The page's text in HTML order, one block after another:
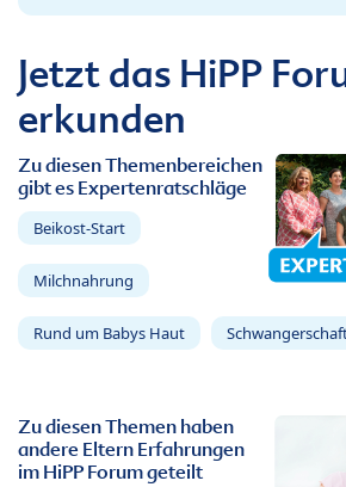
Jetzt das HiPP
erkunden
Zu diesen Themenbereichen
gibt es Expertenratschläge
Beikost-Start
Milchnahrung
Rund um Babys Haut
Zu diesen Themen haben
andere Eltern Erfahrungen
im HiPP Forum geteilt